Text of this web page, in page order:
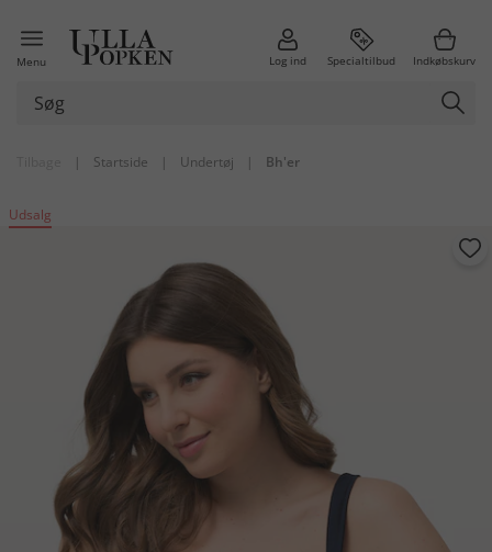
Menu Log ind Specialtilbud Indkøbskurv
| Startside | Undertøj | Bh'er
Udsalg